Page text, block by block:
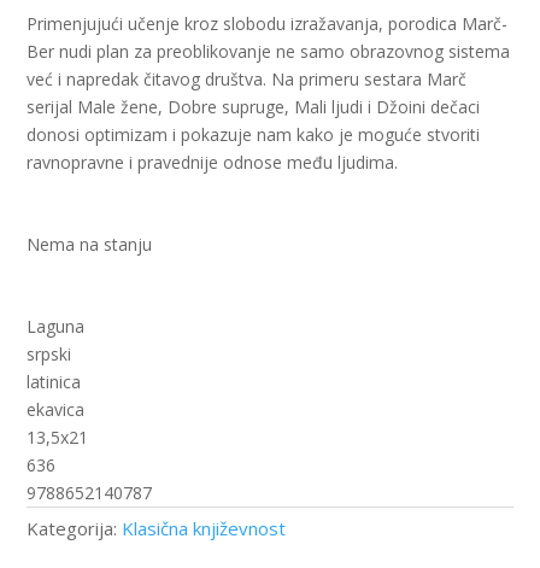
Primenjujući učenje kroz slobodu izražavanja, porodica Marč-
Ber nudi plan za preoblikovanje ne samo obrazovnog sistema
već i napredak čitavog društva. Na primeru sestara Marč
serijal Male žene, Dobre supruge, Mali ljudi i Džoini dečaci
donosi optimizam i pokazuje nam kako je moguće stvoriti
ravnopravne i pravednije odnose među ljudima.
Nema na stanju
Laguna
srpski
latinica
ekavica
13,5x21
636
9788652140787
Kategorija: Klasična književnost